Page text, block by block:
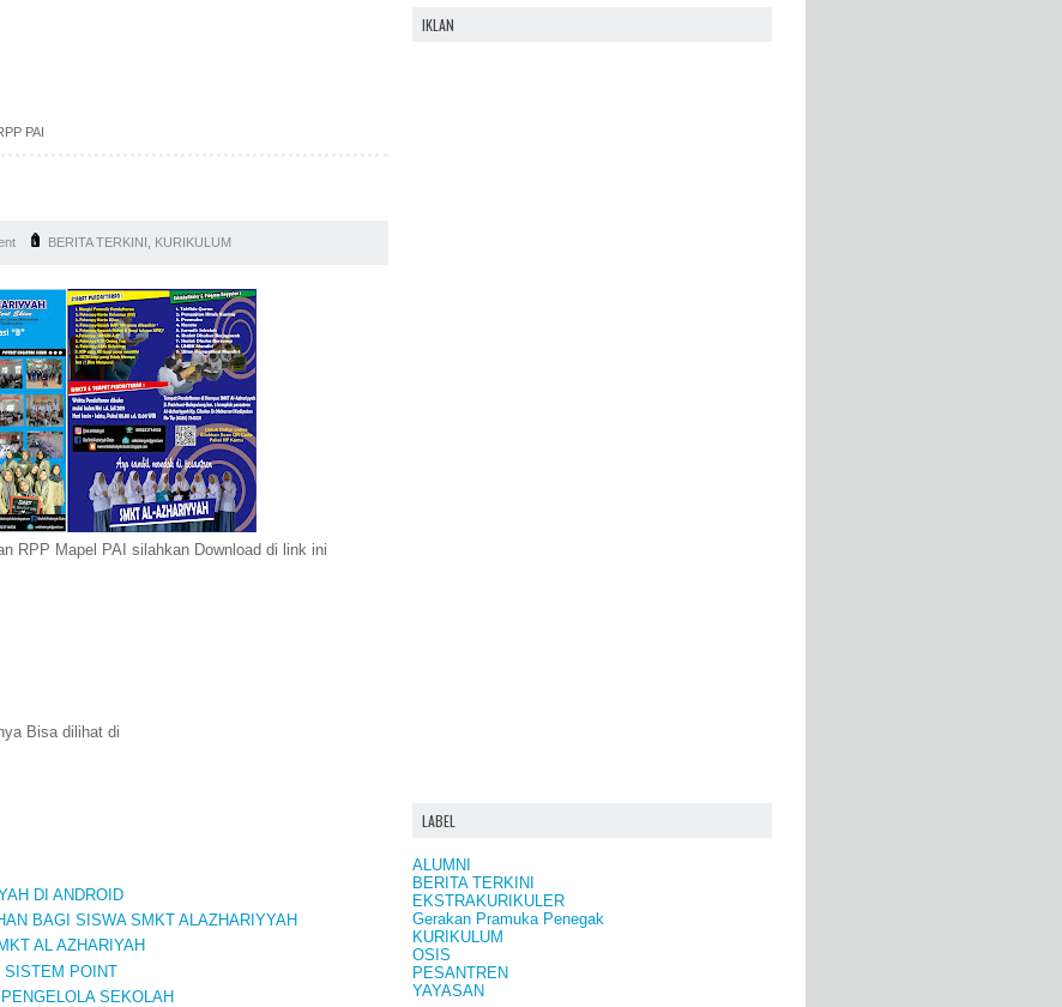
PAI
BERITA TERKINI KURIKULUM
RPP Mapel PAI silahkan Download di link ini
Bisa dilihat di
DI ANDROID
BAGI SISWA SMKT ALAZHARIYYAH
AL AZHARIYAH
SISTEM POINT
SEKOLAH
IKLAN
LABEL
ALUMNI
BERITA TERKINI
EKSTRAKURIKULER
Gerakan Pramuka Penegak
KURIKULUM
OSIS
PESANTREN
YAYASAN